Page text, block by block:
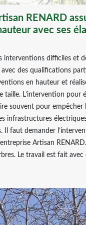
RENARD
avec ses
interventions difficiles et
des qualifications
en hauteur et
taille. L’intervention pour
souvent pour empêcher
infrastructures
Il faut demander
Artisan
Le travail est fait